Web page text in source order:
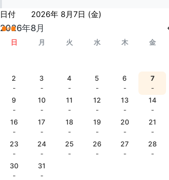
日付 2026年 8月7日 (金)
2026年8月
日 月 火 水 木 金
2
-
3
-
4
-
5
-
6
-
7
-
9
-
10
-
11
-
12
-
13
-
14
-
16
-
17
-
18
-
19
-
20
-
21
-
23
-
24
-
25
-
26
-
27
-
28
-
30
-
31
-